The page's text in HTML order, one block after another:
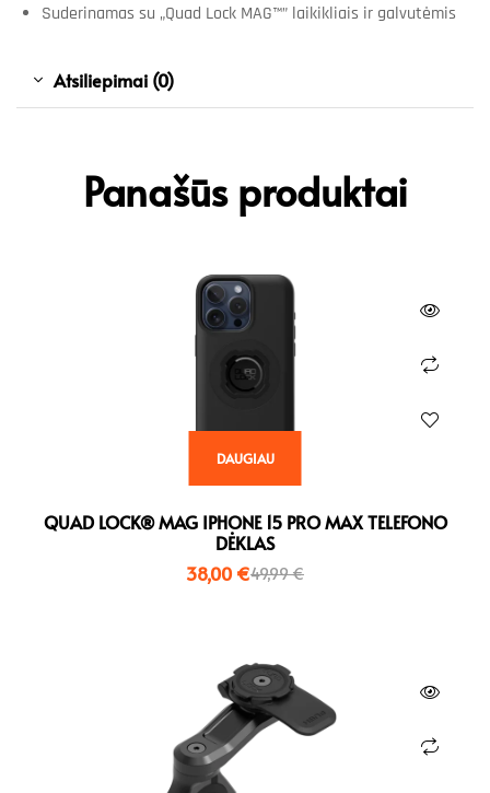
Suderinamas su „Quad Lock MAG™” laikikliais ir galvutėmis
Atsiliepimai (0)
Panašūs produktai
DAUGIAU
QUAD LOCK® MAG IPHONE 15 PRO MAX TELEFONO
DĖKLAS
49,99€
38,00 €